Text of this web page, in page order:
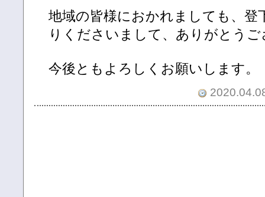
地域の皆様におかれましても、登
りくださいまして、ありがとう
今後ともよろしくお願いします。